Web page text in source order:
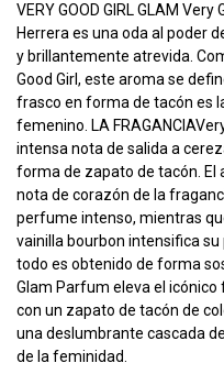
VERY GOOD GIRL GLAM
Herrera es una oda al poder
y brillantemente atrevida.
Good Girl, este aroma se
frasco en forma de tacón es
femenino. LA
intensa nota de salida a
forma de zapato de tacón. El
nota de corazón de la
perfume intenso, mientras
vainilla bourbon intensifica
todo es obtenido de forma
Glam Parfum eleva el icónico
con un zapato de tacón de
una deslumbrante cascada
de la feminidad.